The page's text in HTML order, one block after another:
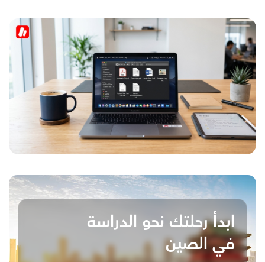
ابدأ رحلتك نحو الدراسة
في الصين